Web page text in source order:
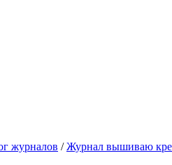
журналов /Журнал вышиваю